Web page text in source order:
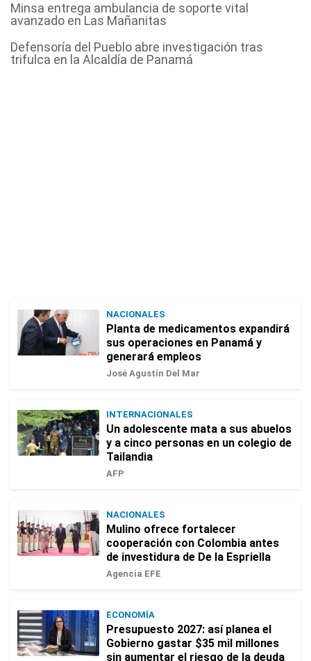
Minsa entrega ambulancia de soporte vital
avanzado en Las Mañanitas
Defensoría del Pueblo abre investigación tras
trifulca en la Alcaldía de Panamá
NACIONALES
Planta de medicamentos expandirá
sus operaciones en Panamá y
generará empleos
José Agustín Del Mar
INTERNACIONALES
Un adolescente mata a sus abuelos
y a cinco personas en un colegio de
Tailandia
AFP
NACIONALES
Mulino ofrece fortalecer
cooperación con Colombia antes
de investidura de De la Espriella
Agencia EFE
ECONOMÍA
Presupuesto 2027: así planea el
Gobierno gastar $35 mil millones
sin aumentar el riesgo de la deuda